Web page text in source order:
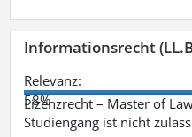
Informationsrecht
Relevanz:
58%
Lizenzrecht – Master of
Studiengang ist nicht